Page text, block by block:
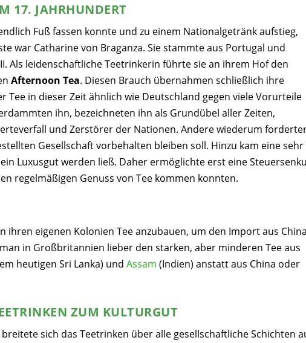
17. JAHRHUNDERT
Fuß fassen konnte und zu einem Nationalgetränk aufstieg,
war Catharine von Braganza. Sie stammte aus Portugal und
Als leidenschaftliche Teetrinkerin führte sie an ihrem Hof den
Afternoon Tea. Diesen Brauch übernahmen schließlich ihre
Tee in dieser Zeit ähnlich wie Deutschland gegen viele Vorurteile
ihn, bezeichneten ihn als Grundübel aller Zeiten,
und Zerstörer der Nationen. Andere wiederum
Gesellschaft vorbehalten bleiben soll. Hinzu kam eine sehr
Luxusgut werden ließ. Daher ermöglichte erst eine
regelmäßigen Genuss von Tee kommen konnten.
ihren eigenen Kolonien Tee anzubauen, um den Import aus China
in Großbritannien lieber den starken, aber minderen Tee aus
heutigen Sri Lanka) und Assam (Indien) anstatt aus China oder
ZUM KULTURGUT
sich das Teetrinken über alle gesellschaftliche Schichten